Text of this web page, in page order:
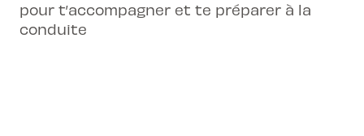
pour t’accompagner et te préparer à la
conduite